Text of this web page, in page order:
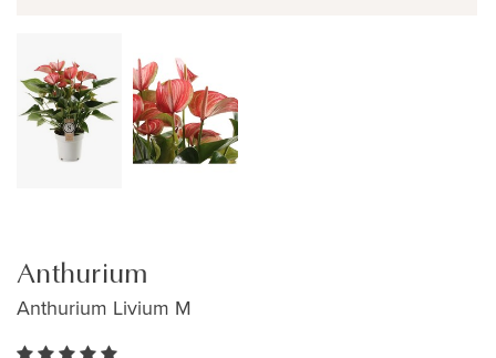
Anthurium
Anthurium Livium M